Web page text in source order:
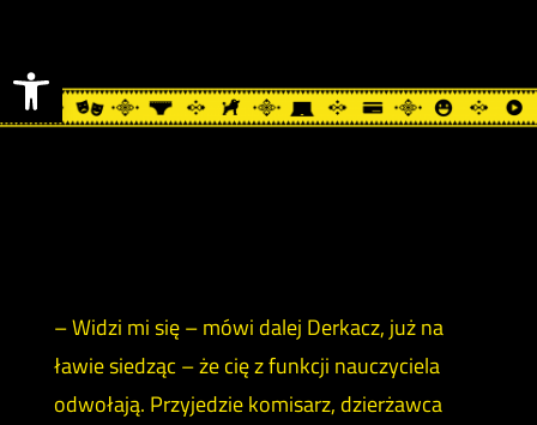
Otwórz pasek narzędzi
– Widzi mi się – mówi dalej Derkacz, już na
ławie siedząc – że cię z funkcji nauczyciela
odwołają. Przyjedzie komisarz, dzierżawca